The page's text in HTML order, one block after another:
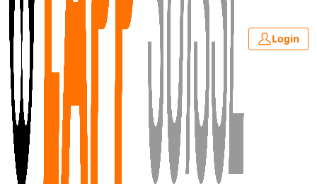
Login